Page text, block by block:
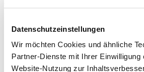
Datenschutzeinstellungen
Wir möchten Cookies und ähnliche
Partner-Dienste mit Ihrer Einwilligung
Website-Nutzung zur
Dazu gehören:
Jugend- und Sozialamt der Stadt
Jobcenter/ Agentur für Arbeit,